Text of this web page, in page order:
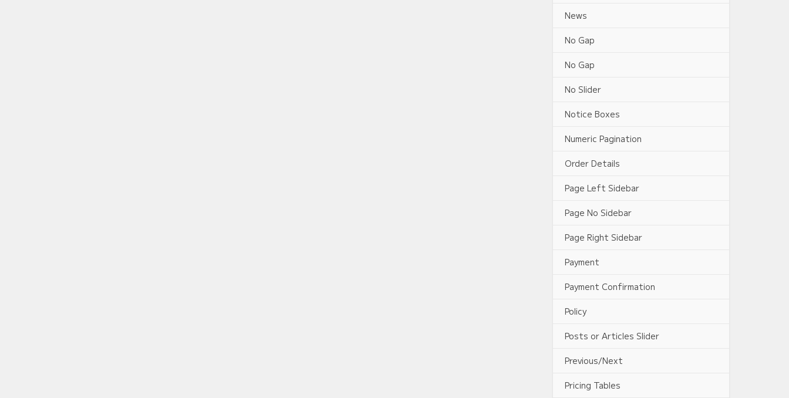
News
No Gap
No Gap
No Slider
Notice Boxes
Numeric Pagination
Order Details
Page Left Sidebar
Page No Sidebar
Page Right Sidebar
Payment
Payment Confirmation
Policy
Posts or Articles Slider
Previous/Next
Pricing Tables